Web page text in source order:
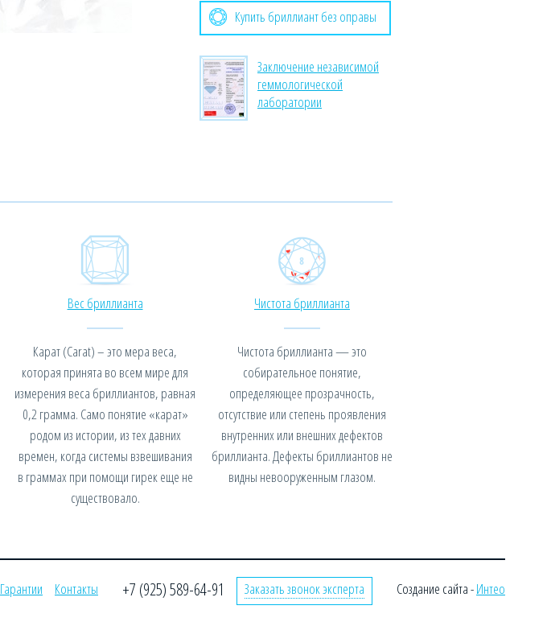
Купить бриллиант без оправы
Заключение независимой
геммологической
лаборатории
Вес бриллианта
Карат (Carat) – это мера веса,
которая принята во всем мире для
измерения веса бриллиантов, равная
0,2 грамма. Само понятие «карат»
родом из истории, из тех давних
времен, когда системы взвешивания
в граммах при помощи гирек еще не
существовало.
Чистота бриллианта
Чистота бриллианта — это
собирательное понятие,
определяющее прозрачность,
отсутствие или степень проявления
внутренних или внешних дефектов
бриллианта. Дефекты бриллиантов не
видны невооруженным глазом.
Создание сайта -Интео
Гарантии
Контакты
+7 (925) 589-64-91 Заказать звонок эксперта